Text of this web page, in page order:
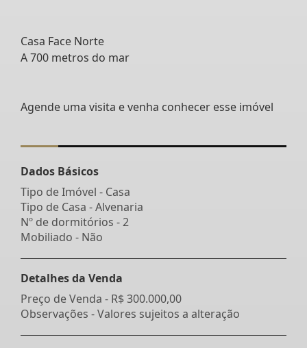
Casa Face Norte
A 700 metros do mar
Agende uma visita e venha conhecer esse imóvel
Dados Básicos
Tipo de Imóvel - Casa
Tipo de Casa - Alvenaria
Nº de dormitórios - 2
Mobiliado - Não
Detalhes da Venda
Preço de Venda - R$ 300.000,00
Observações - Valores sujeitos a alteração